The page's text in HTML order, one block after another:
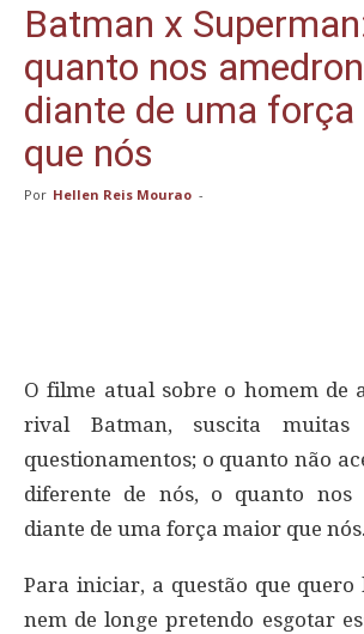
Batman x
quanto nos
diante de uma
que nós
Por Hellen Reis Mourao -
O filme atual sobre o homem de
rival Batman, suscita muitas
questionamentos; o quanto não
diferente de nós, o quanto nos
diante de uma força maior que nós.
Para iniciar, a questão que quero
nem de longe pretendo esgotar